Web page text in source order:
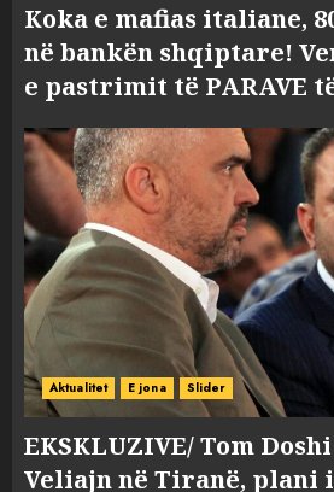
Koka e mafias italiane,
në bankën shqiptare!
e pastrimit të PARAVE
Aktualitet E jona Slider
EKSKLUZIVE/ Tom
Veliajn në Tiranë, plani